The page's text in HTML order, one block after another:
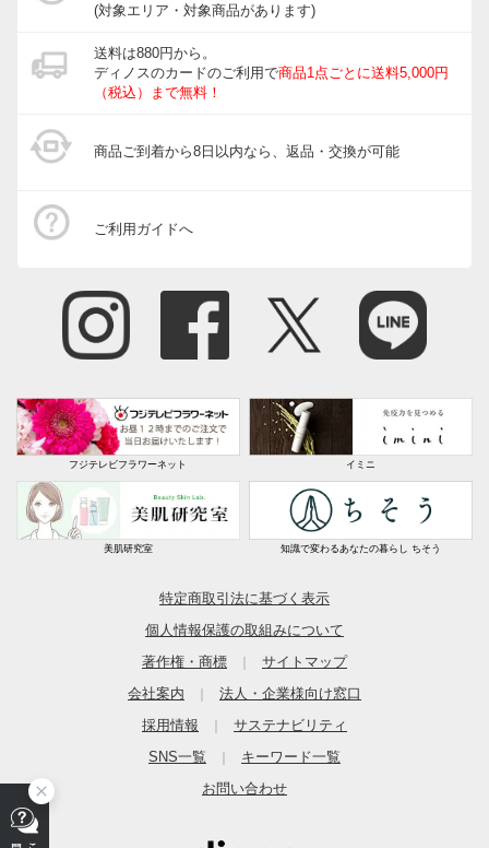
(対象エリア・対象商品があります)
送料は880円から。
ディノスのカードのご利用で商品1点ごとに送料5,000円
（税込）まで無料！
商品ご到着から8日以内なら、返品・交換が可能
ご利用ガイドへ
フジテレビフラワーネット イミニ
美肌研究室 知識で変わるあなたの暮らし ちそう
特定商取引法に基づく表示
個人情報保護の取組みについて
著作権・商標
｜
サイトマップ
会社案内
｜
法人・企業様向け窓口
採用情報
｜
サステナビリティ
SNS一覧
｜
キーワード一覧
お問い合わせ